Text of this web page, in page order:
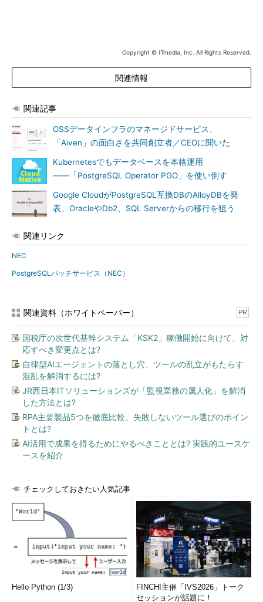
Copyright © ITmedia, Inc. All Rights Reserved.
関連情報
関連記事
OSSデータインフラのマネージドサービス、
「Aiven」の面白さを共同創立者／CEOに聞いた
Kubernetesでもデータベースを本格運用
――「PostgreSQL Operator PGO」を使い倒す
Google CloudがPostgreSQL互換DBのAlloyDBを発
表、OracleやDb2、SQL Serverからの移行を狙う
関連リンク
NEC
PostgreSQLパッチサービス（NEC）
関連資料（ホワイトペーパー） PR
国税庁の次世代基幹システム「KSK2」稼働開始に向けて、対
応すべき変更点とは?
自律型AIエージェントの落とし穴、ツールの乱立がもたらす
混乱を解消するには?
JR西日本ITソリューションズが「監視業務の属人化」を解消
した方法とは?
RPA主要製品5つを徹底比較、失敗しないツール選びのポイン
トとは?
AI活用で成果を得るためにやるべきこととは? 実践的ユースケ
ースを紹介
チェックしておきたい人気記事
Hello Python (1/3)
FINCHI主催「IVS2026」トーク
セッションが話題に！